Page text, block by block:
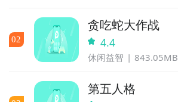
全球好游抢先下 福利礼包免费领
02
贪吃蛇大作战
4.4
休闲益智 843.05MB
第五人格